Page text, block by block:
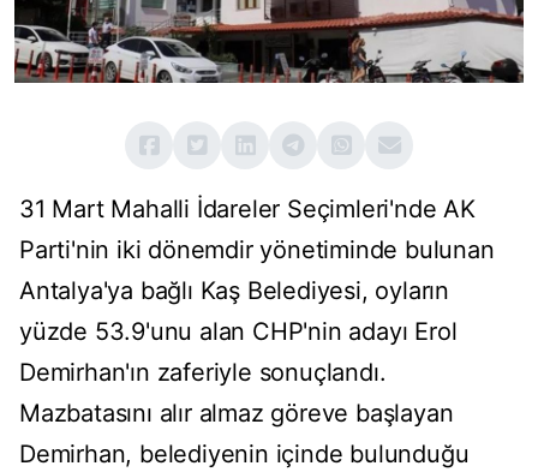
31 Mart Mahalli İdareler Seçimleri'nde AK
Parti'nin iki dönemdir yönetiminde bulunan
Antalya'ya bağlı Kaş Belediyesi, oyların
yüzde 53.9'unu alan CHP'nin adayı Erol
Demirhan'ın zaferiyle sonuçlandı.
Mazbatasını alır almaz göreve başlayan
Demirhan, belediyenin içinde bulunduğu